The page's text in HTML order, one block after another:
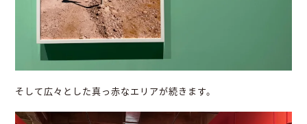
そして広々とした真っ赤なエリアが続きます。